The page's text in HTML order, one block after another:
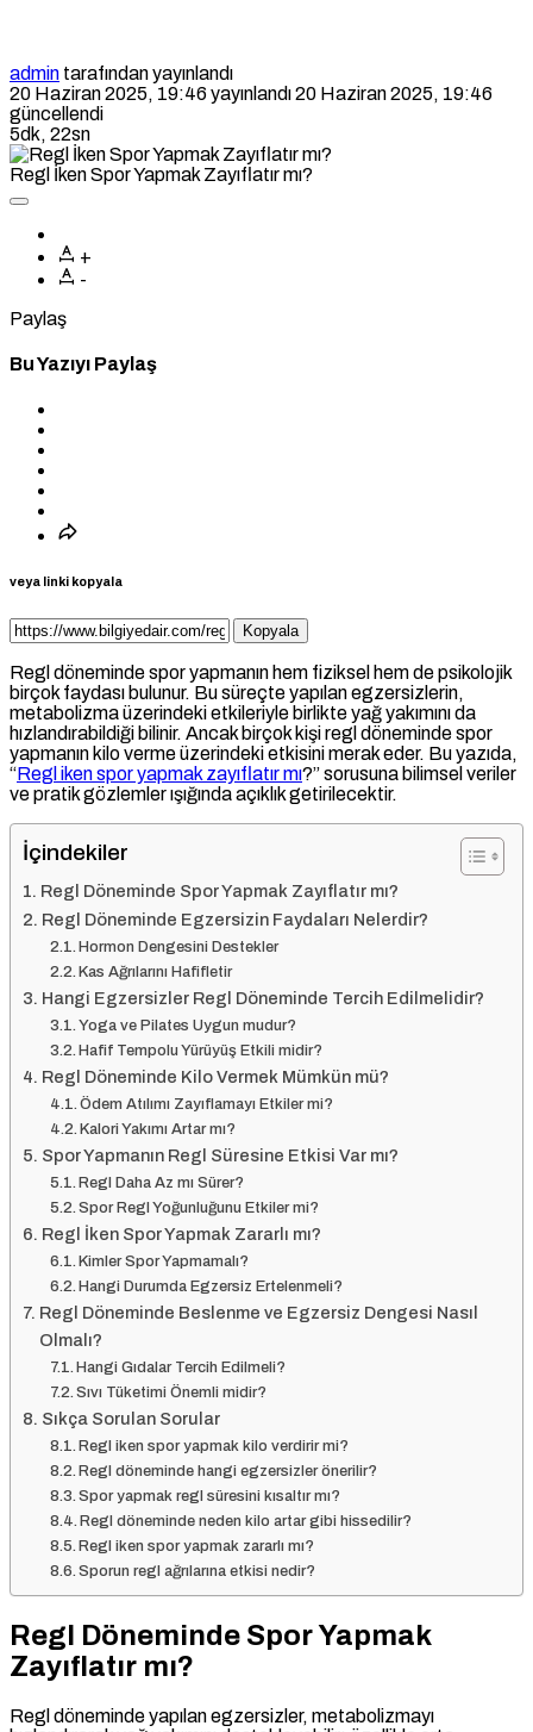
admin tarafından yayınlandı
20 Haziran 2025, 19:46 yayınlandı20 Haziran 2025, 19:46
güncellendi
5dk, 22sn
Regl İken Spor Yapmak Zayıflatır mı?
+
-
Paylaş
Bu Yazıyı Paylaş
veya linki kopyala
Kopyala
Regl döneminde spor yapmanın hem fiziksel hem de psikolojik
birçok faydası bulunur. Bu süreçte yapılan egzersizlerin,
metabolizma üzerindeki etkileriyle birlikte yağ yakımını da
hızlandırabildiği bilinir. Ancak birçok kişi regl döneminde spor
yapmanın kilo verme üzerindeki etkisini merak eder. Bu yazıda,
“Regl iken spor yapmak zayıflatır mı?” sorusuna bilimsel veriler
ve pratik gözlemler ışığında açıklık getirilecektir.
İçindekiler
Regl Döneminde Spor Yapmak Zayıflatır mı?
Regl Döneminde Egzersizin Faydaları Nelerdir?
Hormon Dengesini Destekler
Kas Ağrılarını Hafifletir
Hangi Egzersizler Regl Döneminde Tercih Edilmelidir?
Yoga ve Pilates Uygun mudur?
Hafif Tempolu Yürüyüş Etkili midir?
Regl Döneminde Kilo Vermek Mümkün mü?
Ödem Atılımı Zayıflamayı Etkiler mi?
Kalori Yakımı Artar mı?
Spor Yapmanın Regl Süresine Etkisi Var mı?
Regl Daha Az mı Sürer?
Spor Regl Yoğunluğunu Etkiler mi?
Regl İken Spor Yapmak Zararlı mı?
Kimler Spor Yapmamalı?
Hangi Durumda Egzersiz Ertelenmeli?
Regl Döneminde Beslenme ve Egzersiz Dengesi Nasıl
Olmalı?
Hangi Gıdalar Tercih Edilmeli?
Sıvı Tüketimi Önemli midir?
Sıkça Sorulan Sorular
Regl iken spor yapmak kilo verdirir mi?
Regl döneminde hangi egzersizler önerilir?
Spor yapmak regl süresini kısaltır mı?
Regl döneminde neden kilo artar gibi hissedilir?
Regl iken spor yapmak zararlı mı?
Sporun regl ağrılarına etkisi nedir?
Regl Döneminde Spor Yapmak
Zayıflatır mı?
Regl döneminde yapılan egzersizler, metabolizmayı